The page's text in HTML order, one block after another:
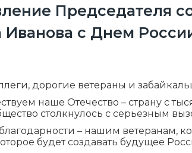
Председателя
Иванова с Днем
дорогие ветераны и
наше Отечество – страну с
столкнулось с серьезным
– нашим
будет создавать будущее